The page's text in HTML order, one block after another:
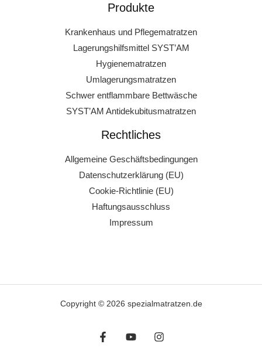
Produkte
Krankenhaus und Pflegematratzen
Lagerungshilfsmittel SYST’AM
Hygienematratzen
Umlagerungsmatratzen
Schwer entflammbare Bettwäsche
SYST’AM Antidekubitusmatratzen
Rechtliches
Allgemeine Geschäftsbedingungen
Datenschutzerklärung (EU)
Cookie-Richtlinie (EU)
Haftungsausschluss
Impressum
Copyright © 2026 spezialmatratzen.de